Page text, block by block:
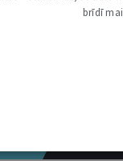
un 2000 autoru
ikgadējie
brīdī